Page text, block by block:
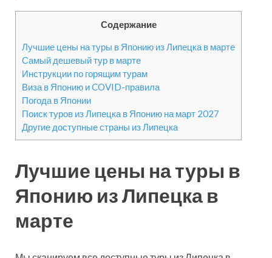
Содержание
Лучшие цены на туры в Японию из Липецка в марте
Самый дешевый тур в марте
Инструкции по горящим турам
Виза в Японию и COVID-правила
Погода в Японии
Поиск туров из Липецка в Японию на март 2027
Другие доступные страны из Липецка
Лучшие цены на туры в
Японию из Липецка в
марте